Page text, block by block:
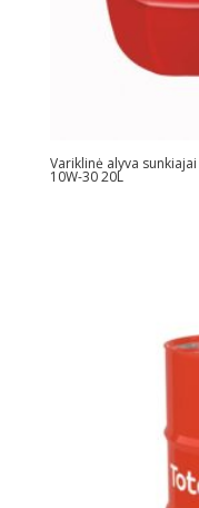
Variklinė alyva sunkiajai
10W-30 20L